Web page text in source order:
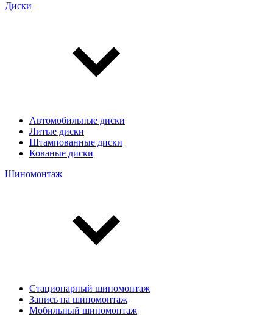
Диски
Автомобильные диски
Литые диски
Штампованные диски
Кованые диски
Шиномонтаж
Стационарный шиномонтаж
Запись на шиномонтаж
Мобильный шиномонтаж